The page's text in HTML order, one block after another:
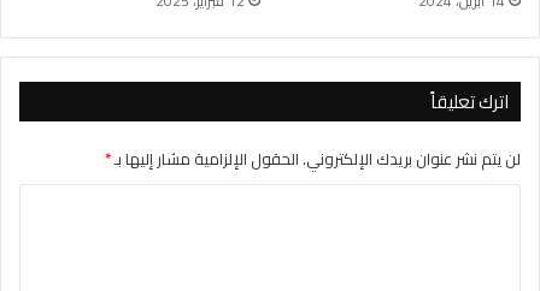
اترك تعليقاً
لن يتم نشر عنوان بريدك الإلكتروني.الحقول الإلزامية مشار إليها بـ*